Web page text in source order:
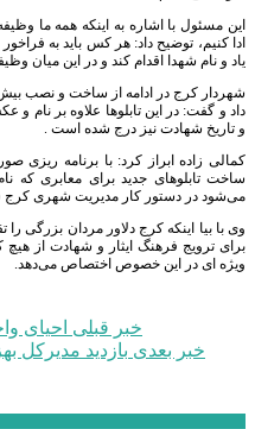
این مسئول با اشاره به اینکه همه ما
ادا کنیم، توضیح داد: هر کس باید به
یاد و نام شهدا اقدام کند و در این میان
شهردار کرج در ادامه از ساخت و نصب
داد و گفت: در این تابلوها علاوه بر نام
و تاریخ شهادت نیز درج شده است .
کمالی زاده ابراز کرد: با برنامه ریزی
ساخت تابلوهای جدید برای معابری که
می‌شود در دستور کار مدیریت شهری کرج
وی با بیا اینکه کرج دلاور مردان بزرگی
برای ترویج فرهنگ ایثار و شهادت از
ویژه ای در این خصوص اختصاص می‌دهد.
خبر قبلی احیای
خبر بعدی بازدید مدیرکل